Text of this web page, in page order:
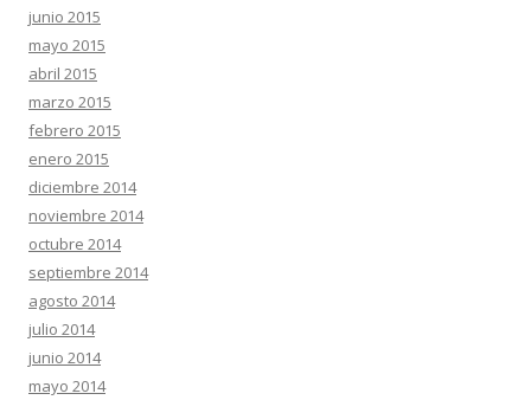
junio 2015
mayo 2015
abril 2015
marzo 2015
febrero 2015
enero 2015
diciembre 2014
noviembre 2014
octubre 2014
septiembre 2014
agosto 2014
julio 2014
junio 2014
mayo 2014